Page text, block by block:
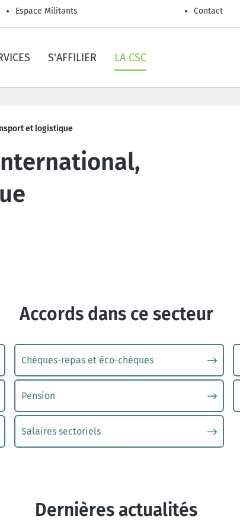
Espace Militants Contact
S'AFFILIER LA CSC
et logistique
Accords dans ce secteur
Chèques-repas et éco-chèques
Pension
Salaires sectoriels
Dernières actualités